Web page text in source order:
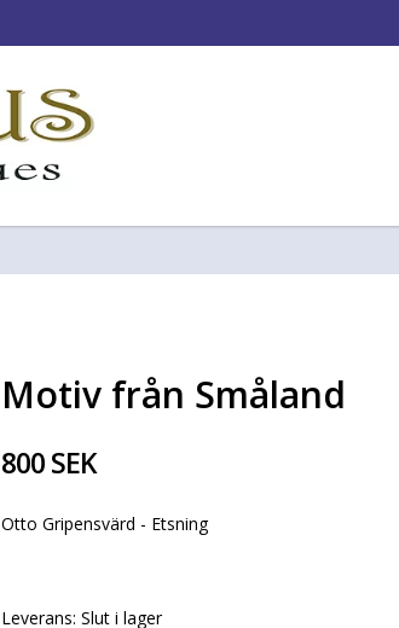
Motiv från Småland
800 SEK
Otto Gripensvärd - Etsning
Leverans:Slut i lager